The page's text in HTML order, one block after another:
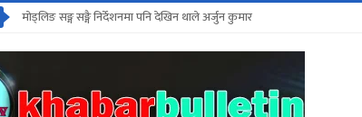
मोड्लिङ सङ्ग सङ्गै निर्देशनमा पनि देखिन थाले अर्जुन कुमार